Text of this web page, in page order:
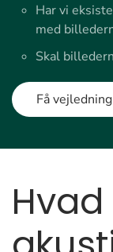
Har vi
med
Skal
Få